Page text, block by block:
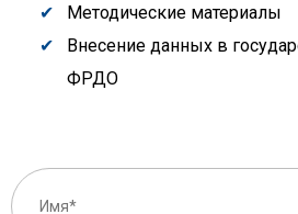
Методические материалы
Внесение данных в
ФРДО